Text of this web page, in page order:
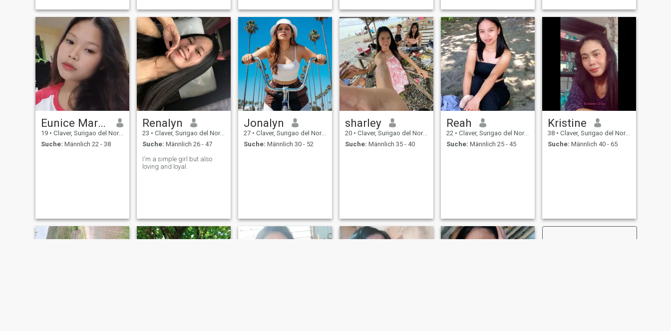
Eunice Margarette Ortiz
19 • Claver, Surigao del Norte, Philippinen
Suche: Männlich 22 - 38
Renalyn
23 • Claver, Surigao del Norte, Philippinen
Suche: Männlich 26 - 47
I'm a simple girl but also
loving and loyal.
Jonalyn
27 • Claver, Surigao del Norte, Philippinen
Suche: Männlich 30 - 52
sharley
20 • Claver, Surigao del Norte, Philippinen
Suche: Männlich 35 - 40
Reah
22 • Claver, Surigao del Norte, Philippinen
Suche: Männlich 25 - 45
Kristine
38 • Claver, Surigao del Norte, Philippinen
Suche: Männlich 40 - 65